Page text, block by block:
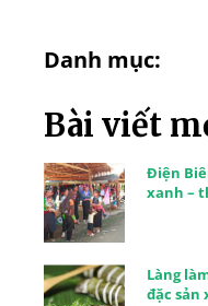
Danh mục:
Bài viết
Điện
xanh –
Làng
đặc sản